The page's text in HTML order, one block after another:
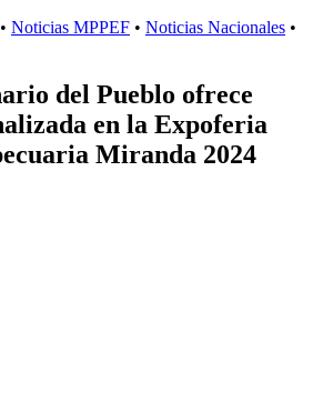
• Noticias MPPEF • Noticias Nacionales •
del Pueblo ofrece
en la Expoferia
Miranda 2024